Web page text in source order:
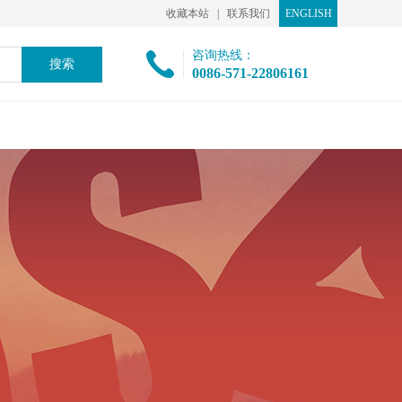
收藏本站 联系我们 ENGLISH
咨询热线：
0086-571-22806161